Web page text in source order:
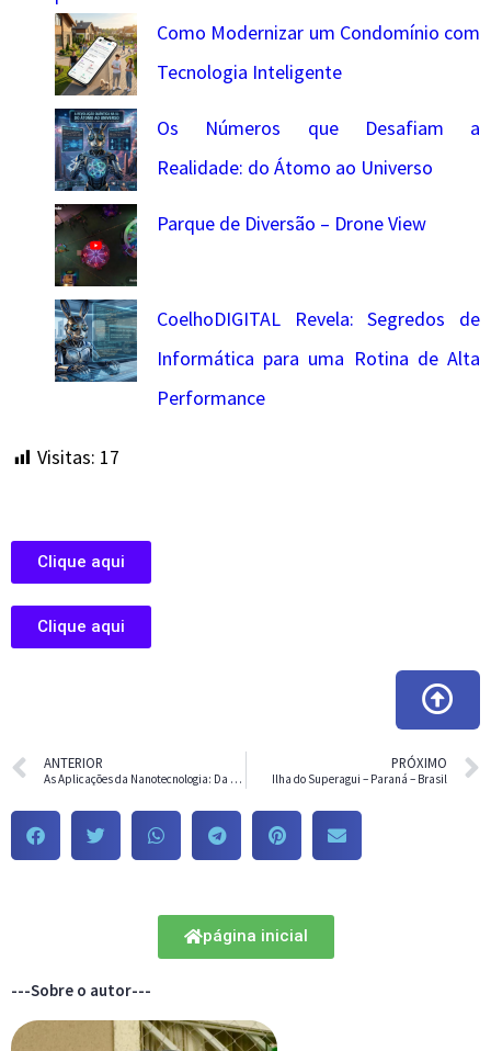
Como Modernizar um Condomínio com
Tecnologia Inteligente
Os Números que Desafiam a
Realidade: do Átomo ao Universo
Parque de Diversão – Drone View
CoelhoDIGITAL Revela: Segredos de
Informática para uma Rotina de Alta
Performance
Visitas: 17
Clique aqui
Clique aqui
ANTERIOR
As Aplicações da Nanotecnologia: Da Medicina à Eletrônica
PRÓXIMO
Ilha do Superagui – Paraná – Brasil
página inicial
---Sobre o autor---